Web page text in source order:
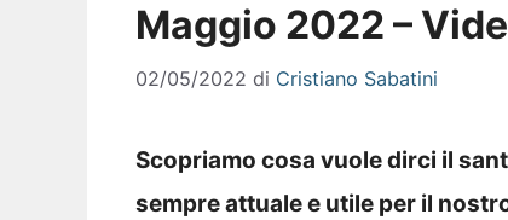
Maggio 2022 –
02/05/2022 di Cristiano Sabatini
Scopriamo cosa vuole dirci il
sempre attuale e utile per il